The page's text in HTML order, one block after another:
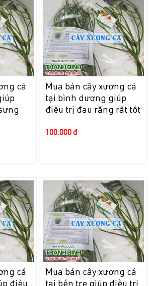
cá
Mua bán cây xương cá
tại bình dương giúp
điều trị đau răng rất tốt
100.000 đ
cá
Mua bán cây xương cá